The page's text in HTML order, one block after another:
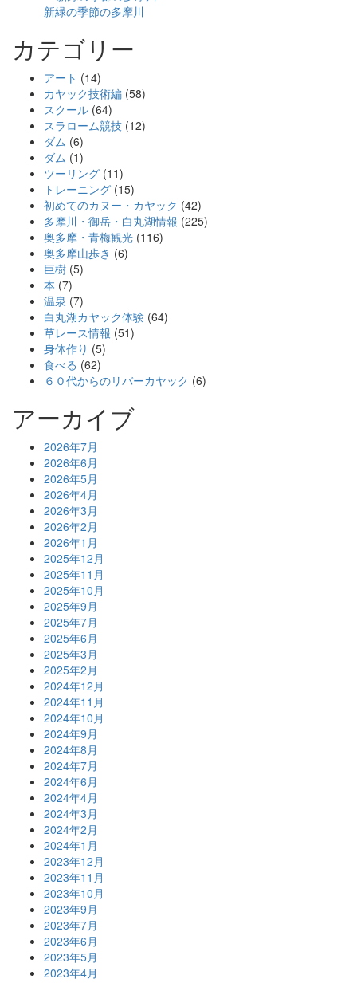
新緑の季節の多摩川
カテゴリー
アート (14)
カヤック技術編 (58)
スクール (64)
スラローム競技 (12)
ダム (6)
ダム (1)
ツーリング (11)
トレーニング (15)
初めてのカヌー・カヤック (42)
多摩川・御岳・白丸湖情報 (225)
奥多摩・青梅観光 (116)
奥多摩山歩き (6)
巨樹 (5)
本 (7)
温泉 (7)
白丸湖カヤック体験 (64)
草レース情報 (51)
身体作り (5)
食べる (62)
６０代からのリバーカヤック (6)
アーカイブ
2026年7月
2026年6月
2026年5月
2026年4月
2026年3月
2026年2月
2026年1月
2025年12月
2025年11月
2025年10月
2025年9月
2025年7月
2025年6月
2025年3月
2025年2月
2024年12月
2024年11月
2024年10月
2024年9月
2024年8月
2024年7月
2024年6月
2024年4月
2024年3月
2024年2月
2024年1月
2023年12月
2023年11月
2023年10月
2023年9月
2023年7月
2023年6月
2023年5月
2023年4月